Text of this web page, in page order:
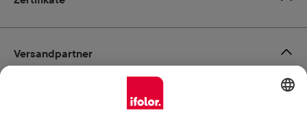
Zahlungsmöglichkeiten
Versandpartner